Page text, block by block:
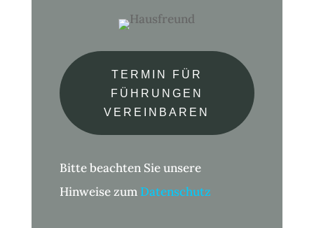
TERMIN FÜR
FÜHRUNGEN
VEREINBAREN
Bitte beachten Sie unsere
Hinweise zum Datenschutz